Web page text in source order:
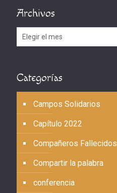
Archivos
Archivos
Categorías
Campos Solidarios
Capítulo 2022
Compañeros Fallecidos
Compartir la palabra
conferencia